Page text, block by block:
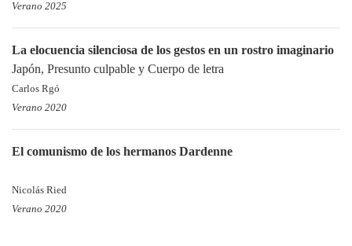
Verano 2025
La elocuencia silenciosa de los gestos en un rostro imaginario
Japón, Presunto culpable y Cuerpo de letra
Carlos Rgó
Verano 2020
El comunismo de los hermanos Dardenne
Nicolás Ried
Verano 2020